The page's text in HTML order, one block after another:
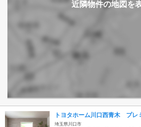
トヨタホーム川口西青木 プレ
埼玉県川口市